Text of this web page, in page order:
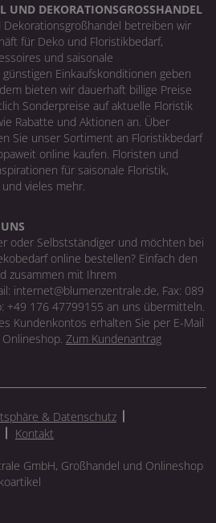
UND DEKORATIONSGROSSHANDEL
Dekorationsgroßhandel betreiben wir
für Deko und Floristikbedarf,
und saisonale
Einkaufskonditionen geben
bieten wir dauerhaft billige Preise
Sonderpreise auf aktuelle Floristik
Rabatte und Aktionen an. Über
Sie unser Sortiment an Floristikbedarf
online kaufen. Floristen und
für saisonale Floristik,
vieles mehr.
oder Selbstständiger und möchten bei
online bestellen? Einfach den
zusammen mit Ihrem
internet@blumenzentrale.de, Fax: 089
+49 176 47799155 an uns übermitteln.
Kundenkontos erhalten Sie per E-Mail
Zum Kundenantrag
& Datenschutz
Kontakt
GmbH, Großhandel und Onlineshop